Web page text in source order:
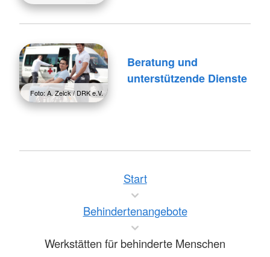
Foto: A. Zelck / DRK e.V.
Beratung und
unterstützende Dienste
Start
Behindertenangebote
Werkstätten für behinderte Menschen